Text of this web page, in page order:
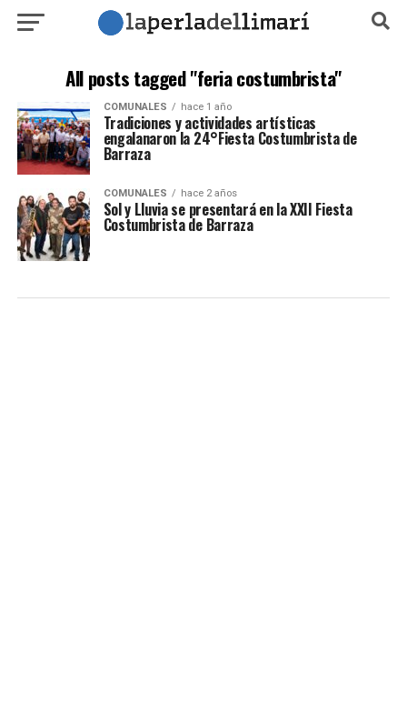
All posts tagged "feria costumbrista"
COMUNALES hace 1 año
Tradiciones y actividades artísticas
engalanaron la 24°Fiesta Costumbrista de
Barraza
COMUNALES hace 2 años
Sol y Lluvia se presentará en la XXII Fiesta
Costumbrista de Barraza